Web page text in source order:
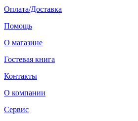
Оплата/Доставка
Помощь
О магазине
Гостевая книга
Контакты
О компании
Сервис